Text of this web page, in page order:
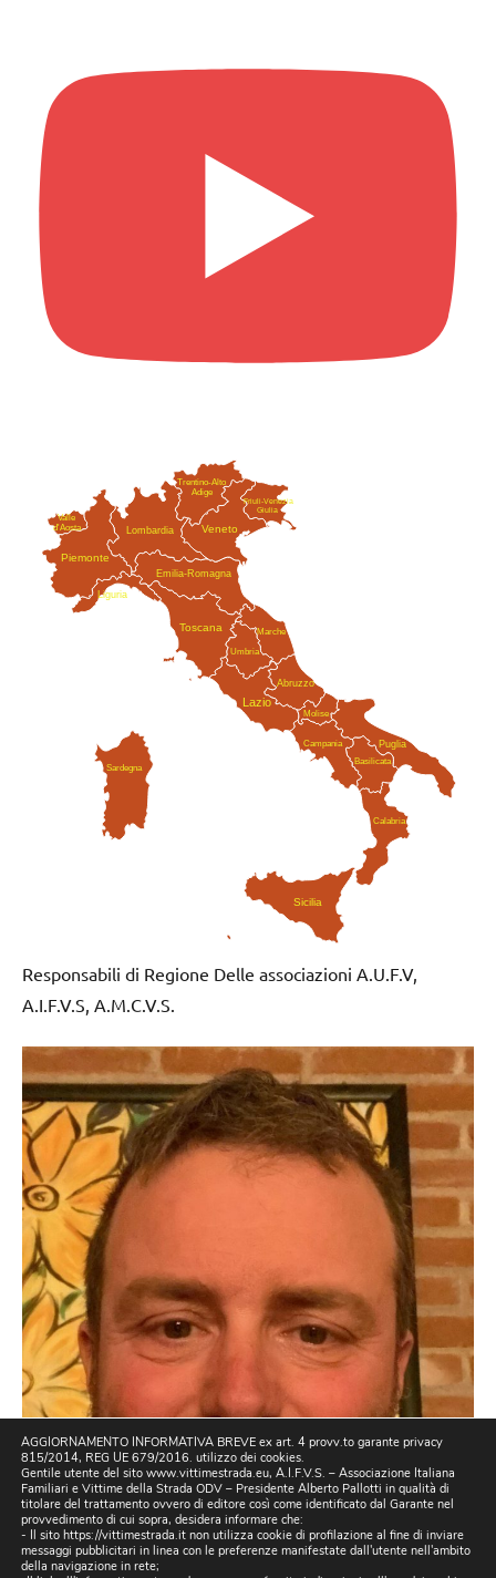
Abruzzo
Valle
d'Aosta
Puglia
Basilicata
Calabria
Campania
Emilia-Romagna
Friuli-Venezia
Giulia
Lazio
Liguria
Lombardia
Marche
Molise
Piemonte
Sardegna
Sicilia
Trentino-Alto
Adige
Toscana
Umbria
Veneto
Responsabili di Regione Delle associazioni A.U.F.V,
A.I.F.V.S, A.M.C.V.S.
AGGIORNAMENTO INFORMATIVA BREVE ex art. 4 provv.to garante privacy
815/2014, REG UE 679/2016. utilizzo dei cookies.
Gentile utente del sito www.vittimestrada.eu, A.I.F.V.S. – Associazione Italiana
Familiari e Vittime della Strada ODV – Presidente Alberto Pallotti in qualità di
titolare del trattamento ovvero di editore così come identificato dal Garante nel
provvedimento di cui sopra, desidera informare che:
- Il sito https://vittimestrada.it non utilizza cookie di profilazione al fine di inviare
messaggi pubblicitari in linea con le preferenze manifestate dall'utente nell'ambito
della navigazione in rete;